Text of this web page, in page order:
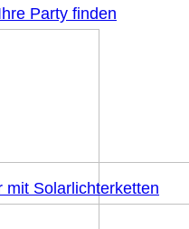
Party finden
mit Solarlichterketten